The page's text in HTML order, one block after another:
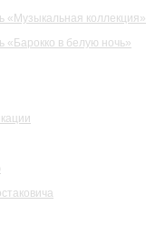
«Музыкальная коллекция»
«Барокко в белую ночь»